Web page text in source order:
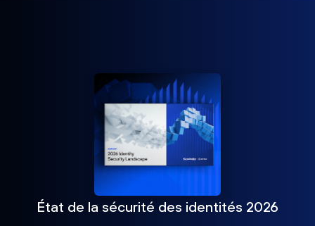
État de la sécurité des identités 2026